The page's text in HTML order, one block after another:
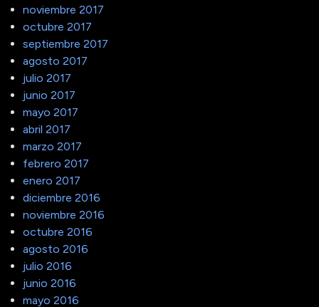
noviembre 2017
octubre 2017
septiembre 2017
agosto 2017
julio 2017
junio 2017
mayo 2017
abril 2017
marzo 2017
febrero 2017
enero 2017
diciembre 2016
noviembre 2016
octubre 2016
agosto 2016
julio 2016
junio 2016
mayo 2016